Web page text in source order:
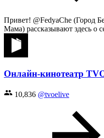
Привет! @FedyaChe (Город
Мама) рассказывают здесь о
Онлайн-кинотеатр
10,836 @tvoelive